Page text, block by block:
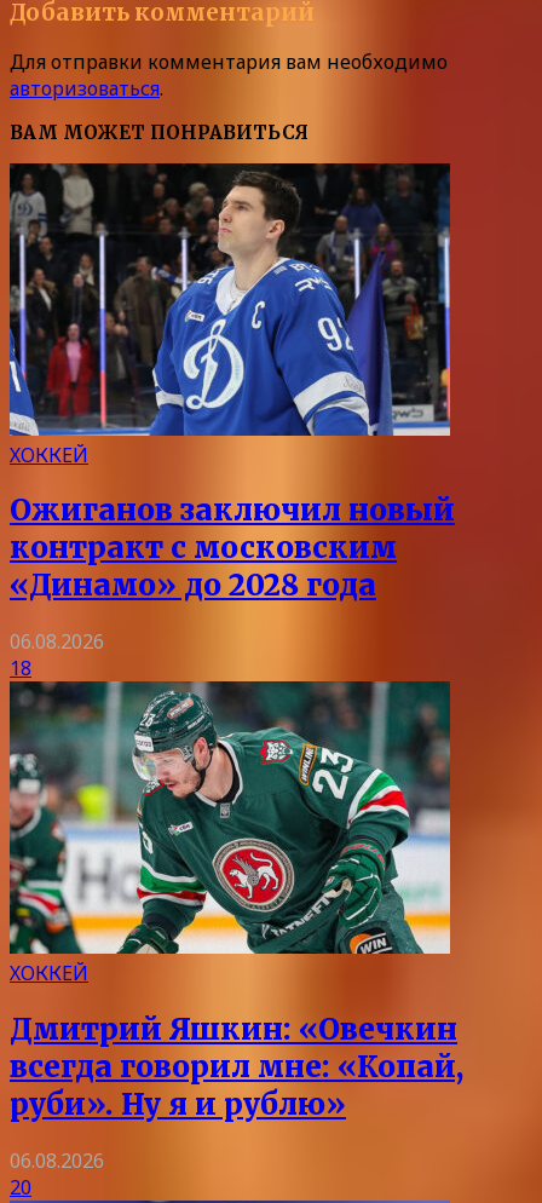
Добавить комментарий
Для отправки комментария вам необходимо
авторизоваться.
ВАМ МОЖЕТ ПОНРАВИТЬСЯ
ХОККЕЙ
Ожиганов заключил новый
контракт с московским
«Динамо» до 2028 года
06.08.2026
18
ХОККЕЙ
Дмитрий Яшкин: «Овечкин
всегда говорил мне: «Копай,
руби». Ну я и рублю»
06.08.2026
20